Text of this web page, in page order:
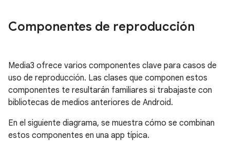
Componentes de reproducción
Media3 ofrece varios componentes clave para casos de
uso de reproducción. Las clases que componen estos
componentes te resultarán familiares si trabajaste con
bibliotecas de medios anteriores de Android.
En el siguiente diagrama, se muestra cómo se combinan
estos componentes en una app típica.